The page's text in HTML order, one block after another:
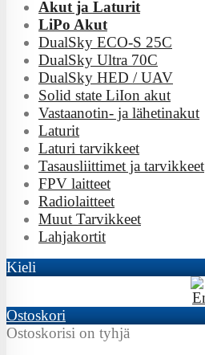
Akut ja Laturit
LiPo Akut
DualSky ECO-S 25C
DualSky Ultra 70C
DualSky HED / UAV
Solid state LiIon akut
Vastaanotin- ja lähetinakut
Laturit
Laturi tarvikkeet
Tasausliittimet ja tarvikkeet
FPV laitteet
Radiolaitteet
Muut Tarvikkeet
Lahjakortit
Kieli
Ostoskori
Ostoskorisi on tyhjä